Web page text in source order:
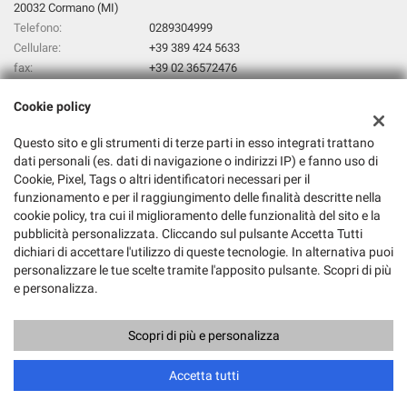
20032 Cormano (MI)
Telefono:
0289304999
Cellulare:
+39 389 424 5633
fax:
+39 02 36572476
Indicazioni stradali
Dati fiscali:
Drive Center Srl
Pietro Nenni, 4 - 20032 Cormano (MI)
C.F/P.IVA:06058030963
Registro delle imprese:MI
Copyright © 2026 GestionaleAuto.com S.r.l., Tutti i diritti riservati -
Leggi l'informativa sulla privacy-Cookie Policy
GestionaleAuto.com
Cookie policy
Questo sito e gli strumenti di terze parti in esso integrati trattano
dati personali (es. dati di navigazione o indirizzi IP) e fanno uso di
Cookie, Pixel, Tags o altri identificatori necessari per il
funzionamento e per il raggiungimento delle finalità descritte nella
cookie policy, tra cui il miglioramento delle funzionalità del sito e la
pubblicità personalizzata. Cliccando sul pulsante Accetta Tutti
dichiari di accettare l'utilizzo di queste tecnologie. In alternativa puoi
personalizzare le tue scelte tramite l'apposito pulsante. Scopri di più
e personalizza.
Scopri di più e personalizza
Accetta tutti